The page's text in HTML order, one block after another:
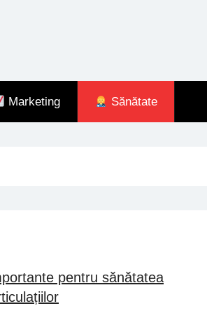
Marketing Sănătate
pentru sănătatea